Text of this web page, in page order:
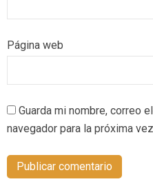
Página web
Guarda mi nombre, correo
navegador para la próxima